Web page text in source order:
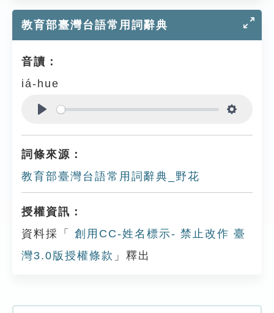
教育部臺灣台語常用詞辭典
音讀：
iá-hue
詞條來源：
教育部臺灣台語常用詞辭典_野花
授權資訊：
資料採「
創用CC-姓名標示- 禁止改作 臺
灣3.0版授權條款 」釋出